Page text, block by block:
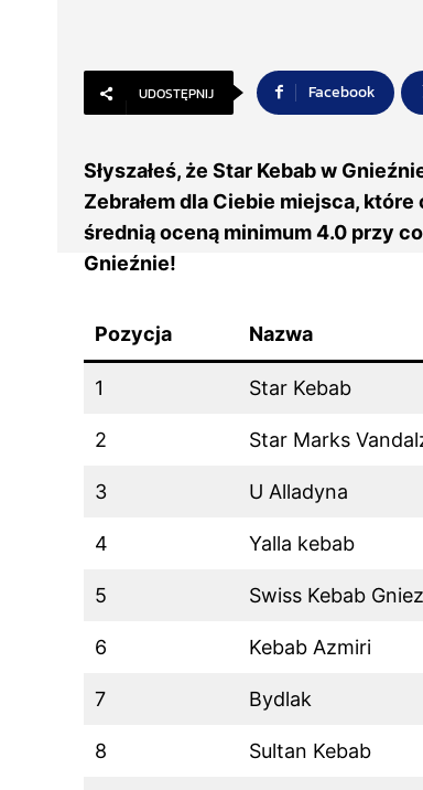
UDOSTĘPNIJ Facebook
Słyszałeś, że Star Kebab w
Zebrałem dla Ciebie miejsca,
średnią oceną minimum 4.0 przy
Gnieźnie!
Pozycja Nazwa
1 Star Kebab
2 Star Marks
3 U Alladyna
4 Yalla kebab
5 Swiss Kebab
6 Kebab Azmiri
7 Bydlak
8 Sultan Kebab